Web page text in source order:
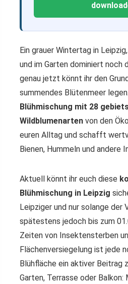
Ein grauer Wintertag in
und im Garten dominiert noch
genau jetzt könnt ihr den
summendes Blütenmeer
Blühmischung mit 28
Wildblumenarten von den
euren Alltag und schafft
Bienen, Hummeln und andere
Aktuell könnt ihr euch diese
Blühmischung in Leipzig
Leipziger und nur solange der
spätestens jedoch bis zum
Zeiten von Insektensterben
Flächenversiegelung ist jede
Blühfläche ein aktiver Beitrag
Garten, Terrasse oder